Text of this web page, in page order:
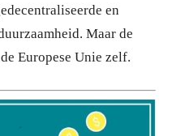
en
Maar de
Europese Unie zelf.